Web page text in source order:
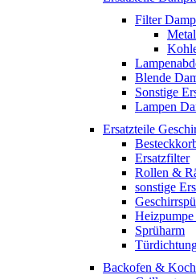
Filter
Blende
Sonstige
Lampen
Ersatzteile
Ersatzfilter
Rollen &
sonstige
Sprüharm
Backofen &